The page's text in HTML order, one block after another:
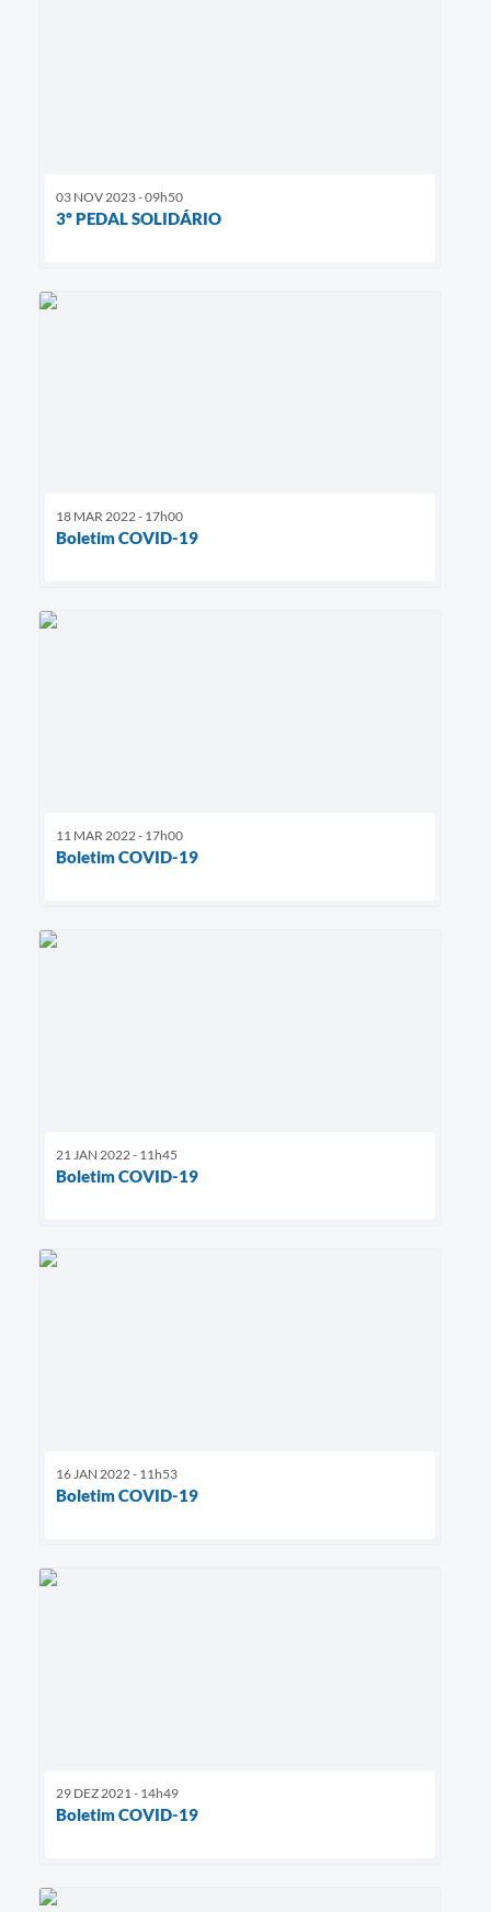
03 NOV 2023 - 09h50
3º PEDAL SOLIDÁRIO
18 MAR 2022 - 17h00
Boletim COVID-19
11 MAR 2022 - 17h00
Boletim COVID-19
21 JAN 2022 - 11h45
Boletim COVID-19
16 JAN 2022 - 11h53
Boletim COVID-19
29 DEZ 2021 - 14h49
Boletim COVID-19